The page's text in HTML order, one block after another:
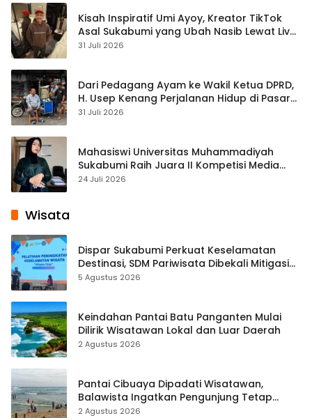
Kisah Inspiratif Umi Ayoy, Kreator TikTok
Asal Sukabumi yang Ubah Nasib Lewat Live
Streaming
31 Juli 2026
Dari Pedagang Ayam ke Wakil Ketua DPRD,
H. Usep Kenang Perjalanan Hidup di Pasar
Cisaat
31 Juli 2026
Mahasiswi Universitas Muhammadiyah
Sukabumi Raih Juara II Kompetisi Media
Pembelajaran Digital Tingkat Internasional
24 Juli 2026
Wisata
Dispar Sukabumi Perkuat Keselamatan
Destinasi, SDM Pariwisata Dibekali Mitigasi
hingga Teknik Evakuasi
5 Agustus 2026
Keindahan Pantai Batu Panganten Mulai
Dilirik Wisatawan Lokal dan Luar Daerah
2 Agustus 2026
Pantai Cibuaya Dipadati Wisatawan,
Balawista Ingatkan Pengunjung Tetap
Waspada
2 Agustus 2026